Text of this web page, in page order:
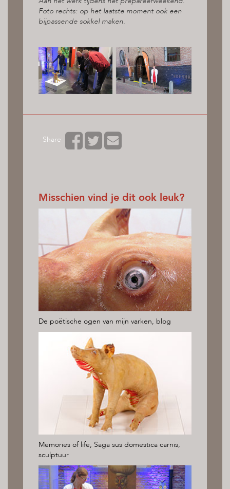
Foto rechts: op het laatste moment ook een
bijpassende sokkel maken.
Share
Misschien vind je dit ook leuk?
De poëtische ogen van mijn varken, blog
Memories of life, Saga sus domestica carnis,
sculptuur